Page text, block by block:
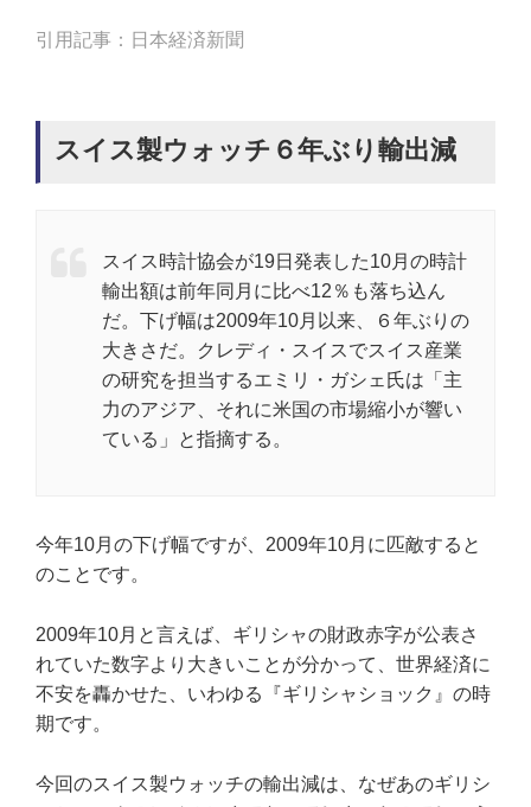
引用記事：日本経済新聞
スイス製ウォッチ６年ぶり輸出減
スイス時計協会が19日発表した10月の時計
輸出額は前年同月に比べ12％も落ち込ん
だ。下げ幅は2009年10月以来、６年ぶりの
大きさだ。クレディ・スイスでスイス産業
の研究を担当するエミリ・ガシェ氏は「主
力のアジア、それに米国の市場縮小が響い
ている」と指摘する。
今年10月の下げ幅ですが、2009年10月に匹敵すると
のことです。
2009年10月と言えば、ギリシャの財政赤字が公表さ
れていた数字より大きいことが分かって、世界経済に
不安を轟かせた、いわゆる『ギリシャショック』の時
期です。
今回のスイス製ウォッチの輸出減は、なぜあのギリシ